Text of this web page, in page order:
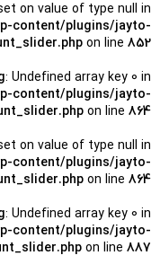
on value of type null in
content/plugins/jayto-
on line 852
: Undefined array key 0 in
content/plugins/jayto-
on line 864
on value of type null in
content/plugins/jayto-
on line 864
: Undefined array key 0 in
content/plugins/jayto-
on line 887